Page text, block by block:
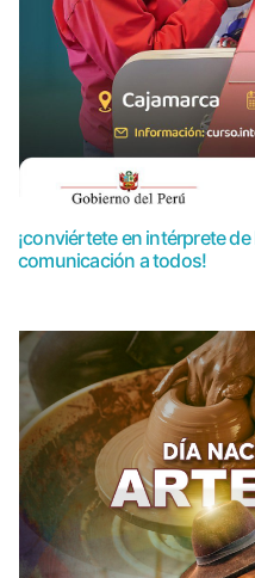
¡conviértete en intérprete
comunicación a todos!